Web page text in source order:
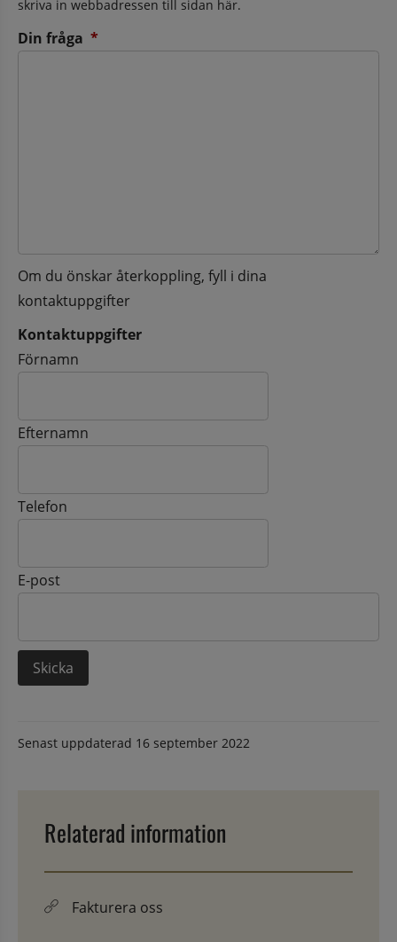
skriva in webbadressen till sidan här.
Din fråga *
Om du önskar återkoppling, fyll i dina
kontaktuppgifter
Kontaktuppgifter
Kontaktuppgifter
Förnamn
Efternamn
Telefon
E-post
Senast uppdaterad 16 september 2022
Relaterad information
Fakturera oss